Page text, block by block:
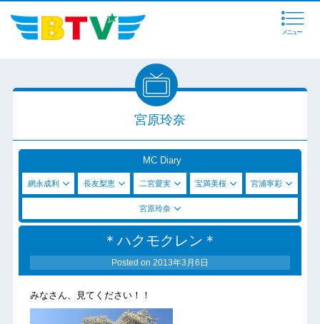
メニュー
宮原玲奈
MC Diary
網永成利 長友梨恵 二宮愛実 宝満美桜 宮浦寧彩
宮原玲奈
＊ハクモクレン＊
Posted on 2013年3月6日
みなさん、見てください！！